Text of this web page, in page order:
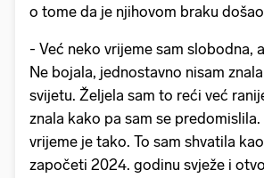
o tome da je njihovom braku
- Već neko vrijeme sam slobodna,
Ne bojala, jednostavno nisam
svijetu. Željela sam to reći već
znala kako pa sam se
vrijeme je tako. To sam shvatila
započeti 2024. godinu svježe i